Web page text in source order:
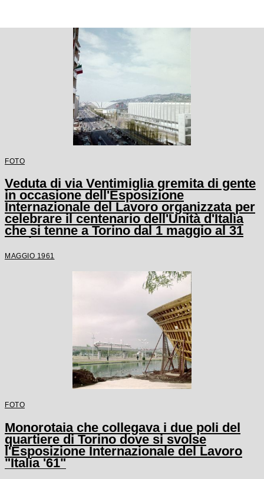
FOTO
Veduta di via Ventimiglia gremita di gente
in occasione dell'Esposizione
Internazionale del Lavoro organizzata per
celebrare il centenario dell'Unità d'Italia
che si tenne a Torino dal 1 maggio al 31
ottobre 1961
MAGGIO 1961
FOTO
Monorotaia che collegava i due poli del
quartiere di Torino dove si svolse
l'Esposizione Internazionale del Lavoro
"Italia '61"